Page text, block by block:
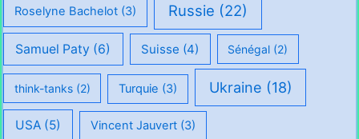
Roselyne Bachelot (3) Russie (22)
Samuel Paty (6) Suisse (4) Sénégal (2)
think-tanks(2) Turquie (3) Ukraine (18)
USA(5) Vincent Jauvert (3)